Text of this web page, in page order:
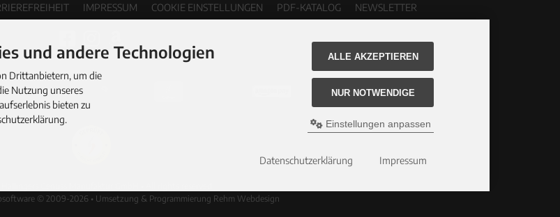
IMPRESSUM COOKIE EINSTELLUNGEN PDF-KATALOG NEWSLETTER
© 2009-2026 • Umsetzung & Programmierung Rehm Webdesign
und andere Technologien
Drittanbietern, um die
Nutzung unseres
bieten zu
ALLE AKZEPTIEREN
NUR NOTWENDIGE
Einstellungen anpassen
Datenschutzerklärung Impressum